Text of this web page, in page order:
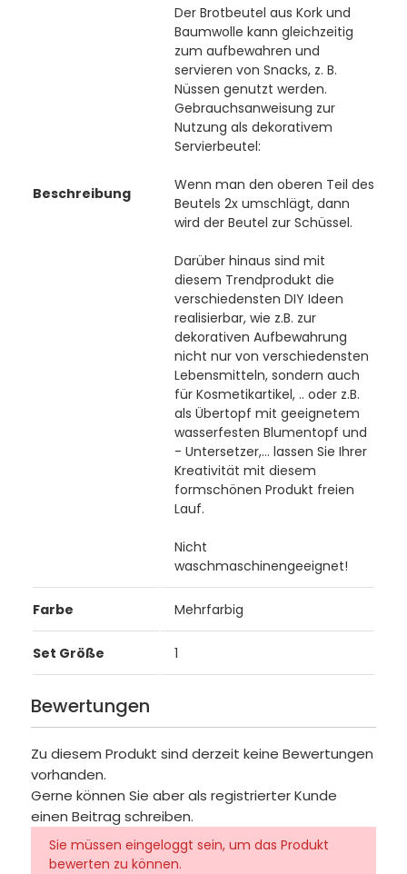
Beschreibung
Der Brotbeutel aus Kork und
Baumwolle kann gleichzeitig
zum aufbewahren und
servieren von Snacks, z. B.
Nüssen genutzt werden.
Gebrauchsanweisung zur
Nutzung als dekorativem
Servierbeutel:
Wenn man den oberen Teil des
Beutels 2x umschlägt, dann
wird der Beutel zur Schüssel.
Darüber hinaus sind mit
diesem Trendprodukt die
verschiedensten DIY Ideen
realisierbar, wie z.B. zur
dekorativen Aufbewahrung
nicht nur von verschiedensten
Lebensmitteln, sondern auch
für Kosmetikartikel, .. oder z.B.
als Übertopf mit geeignetem
wasserfesten Blumentopf und
- Untersetzer,... lassen Sie Ihrer
Kreativität mit diesem
formschönen Produkt freien
Lauf.
Nicht
waschmaschinengeeignet!
Farbe Mehrfarbig
Set Größe 1
Bewertungen
Zu diesem Produkt sind derzeit keine Bewertungen
vorhanden.
Gerne können Sie aber als registrierter Kunde
einen Beitrag schreiben.
Sie müssen eingeloggt sein, um das Produkt
bewerten zu können.